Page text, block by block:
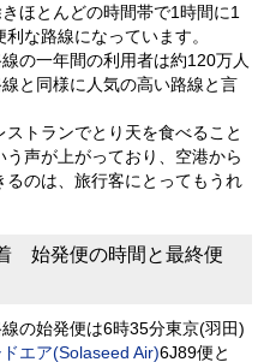
ほとんどの時間帯で1時間に1
な路線になっています。
の一年間の利用者は約120万人
と同様に人気の高い路線と言
トランでとり天を食べること
声が上がっており、空港から
のは、旅行客にとってもうれ
始発便の時間と最終便
の始発便は6時35分東京(羽田)
ドエア(Solaseed Air)6J89便と